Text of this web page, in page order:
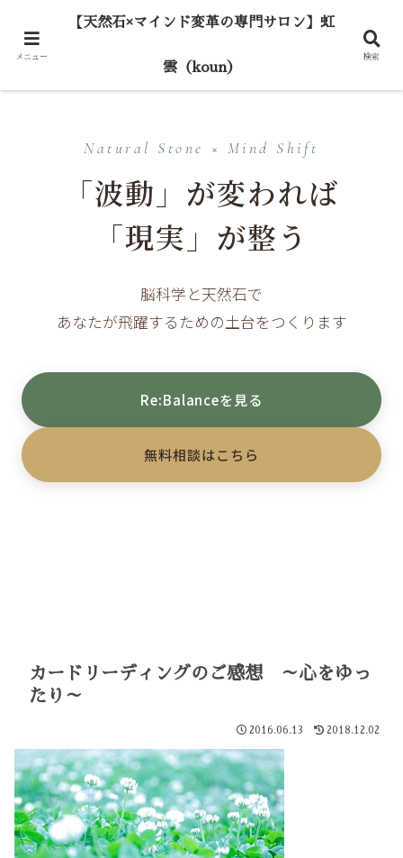
Natural Stone × Mind Shift
「波動」が変われば
「現実」が整う
脳科学と天然石で
あなたが飛躍するための土台をつくります
Re:Balanceを見る
無料相談はこちら
カードリーディングのご感想 ～心をゆっ
たり～
2016.06.13 2018.12.02
メニュー
【天然石×マインド変革の専門サロン】虹
雲（koun）
検索